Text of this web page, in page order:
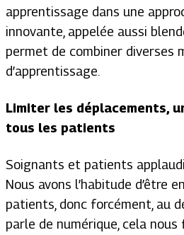
apprentissage dans une
innovante, appelée aussi
permet de combiner diverses
d’apprentissage.
Limiter les déplacements,
tous les patients
Soignants et patients
Nous avons l’habitude d’être
patients, donc forcément, au
parle de numérique, cela